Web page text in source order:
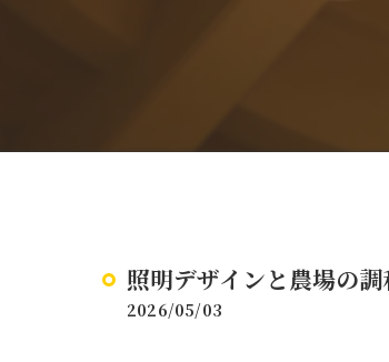
照明デザインと農場の
2026/05/03